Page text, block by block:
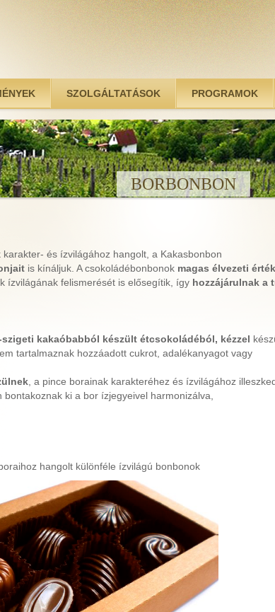
SZOLGÁLTATÁSOK PROGRAMOK
BORBONBON
és ízvilágához hangolt, a Kakasbonbon
is kínáljuk. A csokoládébonbonok magas élvezeti
ízvilágának felismerését is elősegítik, így hozzájárulnak a
kakaóbabból készült étcsokoládéból, kézzel
tartalmaznak hozzáadott cukrot, adalékanyagot vagy
, a pince borainak karakteréhez és ízvilágához
bontakoznak ki a bor ízjegyeivel harmonizálva,
hangolt különféle ízvilágú bonbonok